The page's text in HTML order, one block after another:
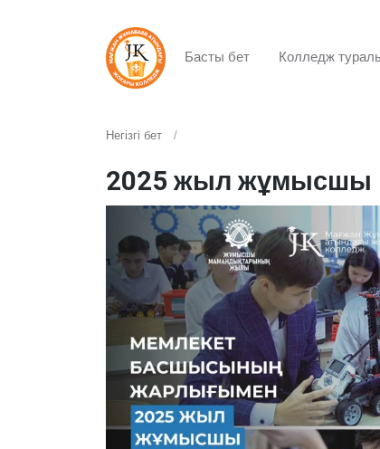
Басты бет Колледж
Негізгі бет
2025 жыл жұмысшы